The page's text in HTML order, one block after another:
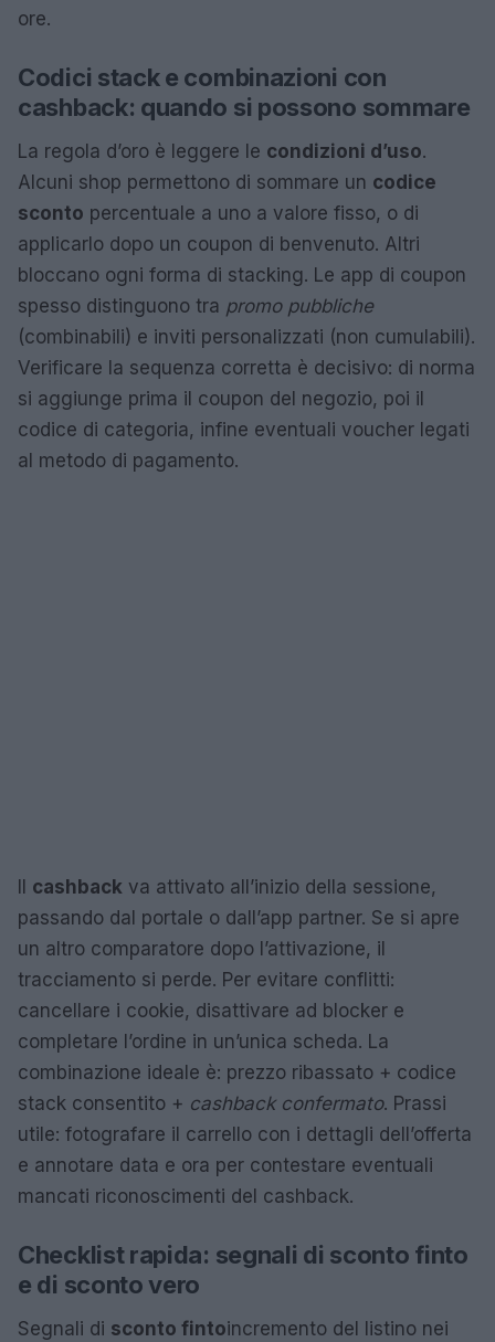
ore.
Codici stack e combinazioni con
cashback: quando si possono sommare
La regola d’oro è leggere le condizioni d’uso.
Alcuni shop permettono di sommare un codice
sconto percentuale a uno a valore fisso, o di
applicarlo dopo un coupon di benvenuto. Altri
bloccano ogni forma di stacking. Le app di coupon
spesso distinguono tra promo pubbliche
(combinabili) e inviti personalizzati (non cumulabili).
Verificare la sequenza corretta è decisivo: di norma
si aggiunge prima il coupon del negozio, poi il
codice di categoria, infine eventuali voucher legati
al metodo di pagamento.
cashback va attivato all’inizio della sessione,
passando dal portale o dall’app partner. Se si apre
un altro comparatore dopo l’attivazione, il
tracciamento si perde. Per evitare conflitti:
cancellare i cookie, disattivare ad blocker e
completare l’ordine in un’unica scheda. La
combinazione ideale è: prezzo ribassato + codice
stack consentito + cashback confermato. Prassi
utile: fotografare il carrello con i dettagli dell’offerta
e annotare data e ora per contestare eventuali
mancati riconoscimenti del cashback.
Checklist rapida: segnali di sconto finto
e di sconto vero
Segnali di sconto fintoincremento del listino nei